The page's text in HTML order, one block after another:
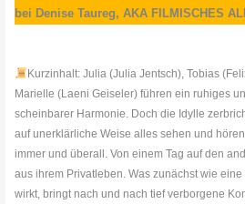
bei Denise Taureg, AKA FILMISCHES
Kurzinhalt: Julia (Julia Jentsch), Tobias
Marielle (Laeni Geiseler) führen ein ruhiges
scheinbarer Harmonie. Doch die Idylle
auf unerklärliche Weise alles sehen und
immer und überall. Von einem Tag auf den
aus ihrem Privatleben. Was zunächst wie
wirkt, bringt nach und nach tief verborgene